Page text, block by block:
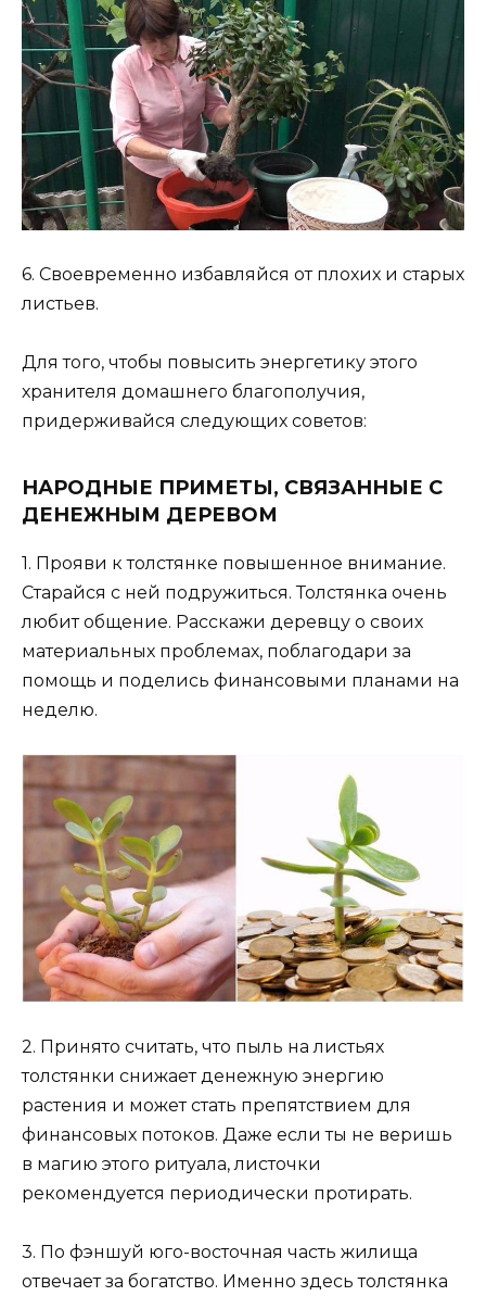
6. Своевременно избавляйся от плохих и старых
листьев.
Для того, чтобы повысить энергетику этого
хранителя домашнего благополучия,
придерживайся следующих советов:
НАРОДНЫЕ ПРИМЕТЫ, СВЯЗАННЫЕ С
ДЕНЕЖНЫМ ДЕРЕВОМ
1. Прояви к толстянке повышенное внимание.
Старайся с ней подружиться. Толстянка очень
любит общение. Расскажи деревцу о своих
материальных проблемах, поблагодари за
помощь и поделись финансовыми планами на
неделю.
2. Принято считать, что пыль на листьях
толстянки снижает денежную энергию
растения и может стать препятствием для
финансовых потоков. Даже если ты не веришь
в магию этого ритуала, листочки
рекомендуется периодически протирать.
3. По фэншуй юго-восточная часть жилища
отвечает за богатство. Именно здесь толстянка